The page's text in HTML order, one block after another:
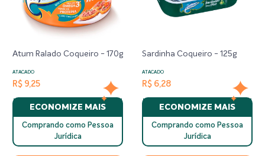
Atum Ralado Coqueiro - 170g
ATACADO
R$ 9,25
ECONOMIZE MAIS
Comprando como Pessoa
Jurídica
Sardinha Coqueiro - 125g
ATACADO
R$ 6,28
ECONOMIZE MAIS
Comprando como Pessoa
Jurídica